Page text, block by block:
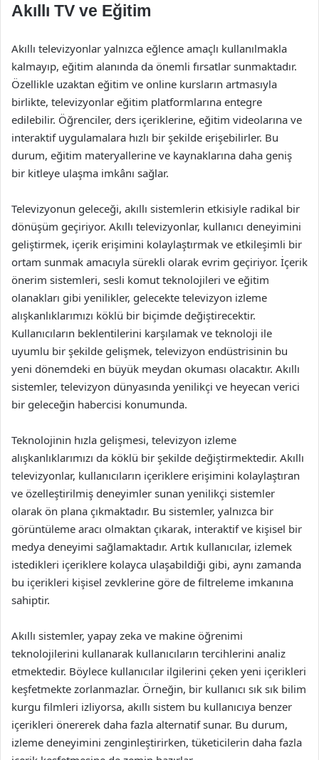
Akıllı TV ve Eğitim
Akıllı televizyonlar yalnızca eğlence amaçlı kullanılmakla
kalmayıp, eğitim alanında da önemli fırsatlar sunmaktadır.
Özellikle uzaktan eğitim ve online kursların artmasıyla
birlikte, televizyonlar eğitim platformlarına entegre
edilebilir. Öğrenciler, ders içeriklerine, eğitim videolarına ve
interaktif uygulamalara hızlı bir şekilde erişebilirler. Bu
durum, eğitim materyallerine ve kaynaklarına daha geniş
bir kitleye ulaşma imkânı sağlar.
Televizyonun geleceği, akıllı sistemlerin etkisiyle radikal bir
dönüşüm geçiriyor. Akıllı televizyonlar, kullanıcı deneyimini
geliştirmek, içerik erişimini kolaylaştırmak ve etkileşimli bir
ortam sunmak amacıyla sürekli olarak evrim geçiriyor. İçerik
önerim sistemleri, sesli komut teknolojileri ve eğitim
olanakları gibi yenilikler, gelecekte televizyon izleme
alışkanlıklarımızı köklü bir biçimde değiştirecektir.
Kullanıcıların beklentilerini karşılamak ve teknoloji ile
uyumlu bir şekilde gelişmek, televizyon endüstrisinin bu
yeni dönemdeki en büyük meydan okuması olacaktır. Akıllı
sistemler, televizyon dünyasında yenilikçi ve heyecan verici
bir geleceğin habercisi konumunda.
Teknolojinin hızla gelişmesi, televizyon izleme
alışkanlıklarımızı da köklü bir şekilde değiştirmektedir. Akıllı
televizyonlar, kullanıcıların içeriklere erişimini kolaylaştıran
ve özelleştirilmiş deneyimler sunan yenilikçi sistemler
olarak ön plana çıkmaktadır. Bu sistemler, yalnızca bir
görüntüleme aracı olmaktan çıkarak, interaktif ve kişisel bir
medya deneyimi sağlamaktadır. Artık kullanıcılar, izlemek
istedikleri içeriklere kolayca ulaşabildiği gibi, aynı zamanda
bu içerikleri kişisel zevklerine göre de filtreleme imkanına
sahiptir.
Akıllı sistemler, yapay zeka ve makine öğrenimi
teknolojilerini kullanarak kullanıcıların tercihlerini analiz
etmektedir. Böylece kullanıcılar ilgilerini çeken yeni içerikleri
keşfetmekte zorlanmazlar. Örneğin, bir kullanıcı sık sık bilim
kurgu filmleri izliyorsa, akıllı sistem bu kullanıcıya benzer
içerikleri önererek daha fazla alternatif sunar. Bu durum,
izleme deneyimini zenginleştirirken, tüketicilerin daha fazla